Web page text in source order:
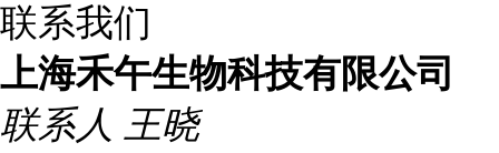
联系我们
上海禾午生物科技有限公司
联系人 王晓